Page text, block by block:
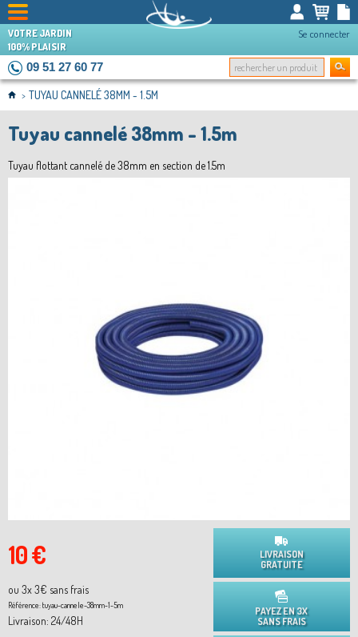
VOTRE JARDIN
100% PLAISIR
Se connecter
09 51 27 60 77
> TUYAU CANNELÉ 38MM - 1.5M
Tuyau cannelé 38mm - 1.5m
Tuyau flottant cannelé de 38mm en section de 1.5m
LIVRAISON
GRATUITE
PAYEZ EN 3X
SANS FRAIS
10 €
ou 3x3€ sans frais
Référence:tuyau-cannele-38mm-1-5m
Livraison: 24/48H